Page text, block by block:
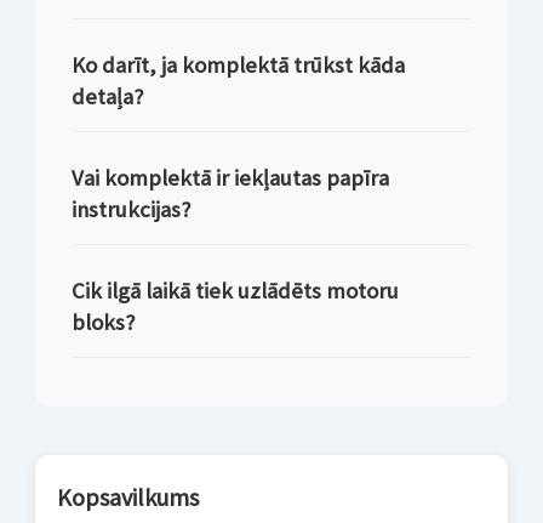
Ko darīt, ja komplektā trūkst kāda
detaļa?
Vai komplektā ir iekļautas papīra
instrukcijas?
Cik ilgā laikā tiek uzlādēts motoru
bloks?
Kopsavilkums